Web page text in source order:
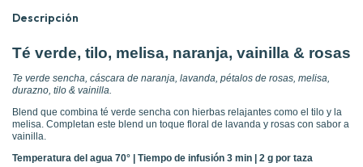
Descripción
Té verde, tilo, melisa, naranja, vainilla & rosas
Te verde sencha, cáscara de naranja, lavanda, pétalos de rosas, melisa,
durazno, tilo & vainilla.
Blend que combina té verde sencha con hierbas relajantes como el tilo y la
melisa. Completan este blend un toque floral de lavanda y rosas con sabor a
vainilla.
Temperatura del agua 70° | Tiempo de infusión 3 min | 2 g por taza